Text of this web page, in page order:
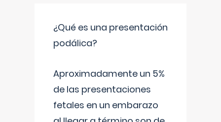
¿Qué es una presentación
podálica?
Aproximadamente un 5%
de las presentaciones
fetales en un embarazo